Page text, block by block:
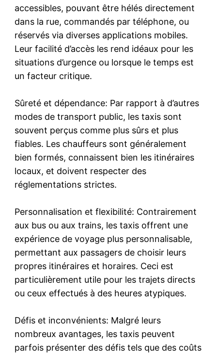
accessibles, pouvant être hélés directement
dans la rue, commandés par téléphone, ou
réservés via diverses applications mobiles.
Leur facilité d’accès les rend idéaux pour les
situations d’urgence ou lorsque le temps est
un facteur critique.
Sûreté et dépendance: Par rapport à d’autres
modes de transport public, les taxis sont
souvent perçus comme plus sûrs et plus
fiables. Les chauffeurs sont généralement
bien formés, connaissent bien les itinéraires
locaux, et doivent respecter des
réglementations strictes.
Personnalisation et flexibilité: Contrairement
aux bus ou aux trains, les taxis offrent une
expérience de voyage plus personnalisable,
permettant aux passagers de choisir leurs
propres itinéraires et horaires. Ceci est
particulièrement utile pour les trajets directs
ou ceux effectués à des heures atypiques.
Défis et inconvénients: Malgré leurs
nombreux avantages, les taxis peuvent
parfois présenter des défis tels que des coûts